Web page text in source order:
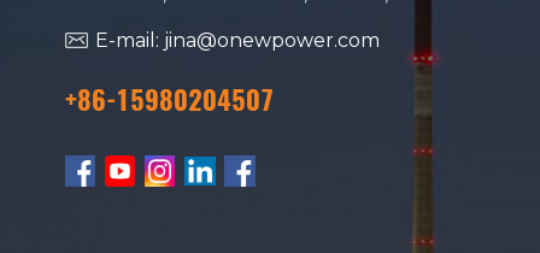
E-mail: jina@onewpower.com
+86-15980204507